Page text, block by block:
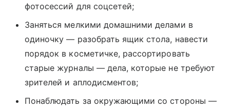
фотосессий для соцсетей;
Заняться мелкими домашними делами в
одиночку — разобрать ящик стола, навести
порядок в косметичке, рассортировать
старые журналы — дела, которые не требуют
зрителей и аплодисментов;
Понаблюдать за окружающими со стороны —